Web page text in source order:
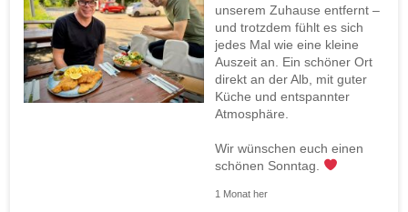
unserem Zuhause entfernt –
und trotzdem fühlt es sich
jedes Mal wie eine kleine
Auszeit an. Ein schöner Ort
direkt an der Alb, mit guter
Küche und entspannter
Atmosphäre.
Wir wünschen euch einen
schönen Sonntag.
1 Monat her